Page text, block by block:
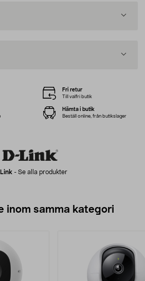
- Se alla produkter
Fri retur
Till valfri butik
Hämta i butik
Beställ online, från butikslager
inom samma kategori